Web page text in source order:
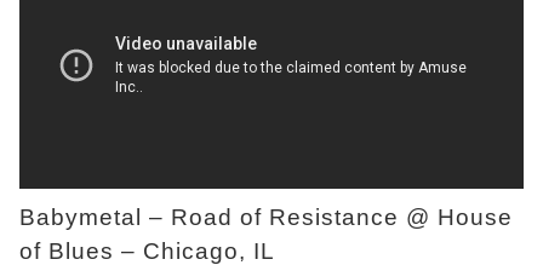
Babymetal – Road of Resistance @ House
of Blues – Chicago, IL